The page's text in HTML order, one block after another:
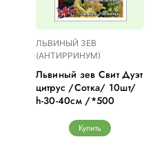
ЛЬВИНЫЙ ЗЕВ
(АНТИРРИНУМ)
Львиный зев Свит Дуэт
цитрус /Сотка/ 10шт/
h-30-40см /*500
Купить